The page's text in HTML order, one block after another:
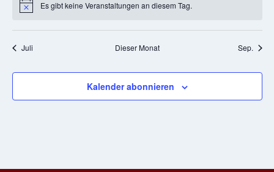
HinweisEs gibt keine Veranstaltungen an diesem Tag.
Juli Dieser Monat Sep.
Kalender abonnieren